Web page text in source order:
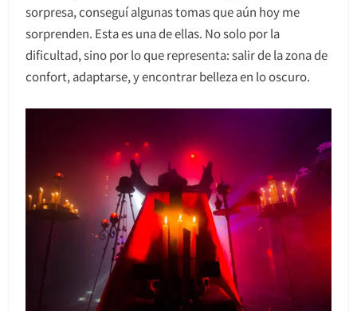
sorpresa, conseguí algunas tomas que aún hoy me
sorprenden. Esta es una de ellas. No solo por la
dificultad, sino por lo que representa: salir de la zona de
confort, adaptarse, y encontrar belleza en lo oscuro.